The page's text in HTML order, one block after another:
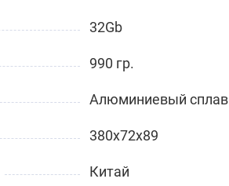
32Gb
990 гр.
Алюминиевый сплав
380x72x89
Китай